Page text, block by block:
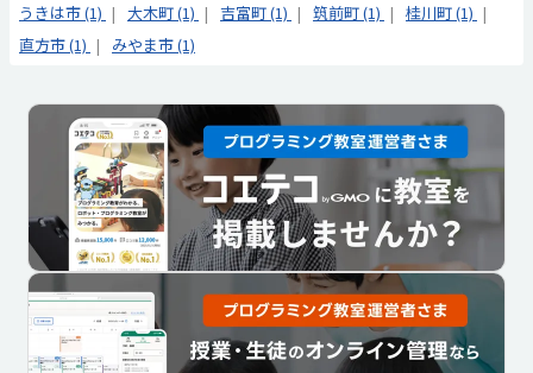
うきは市 (1)
大木町 (1) 吉富町 (1) 筑前町 (1)
桂川町 (1)
直方市 (1)
みやま市 (1)